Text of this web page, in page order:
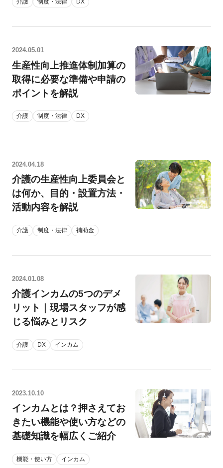
介護 制度・法律 DX
2024.05.01
生産性向上推進体制加算の
取得に必要な準備や申請の
ポイントを解説
介護 制度・法律 DX
2024.04.18
介護の生産性向上委員会と
は何か、目的・設置方法・
活動内容を解説
介護 制度・法律 補助金
2024.01.08
介護インカムの5つのデメ
リット｜現場スタッフが感
じる悩みとリスク
介護 DX インカム
2023.10.10
インカムとは？押さえてお
きたい機能や使い方などの
基礎知識を幅広くご紹介
機能・使い方 インカム